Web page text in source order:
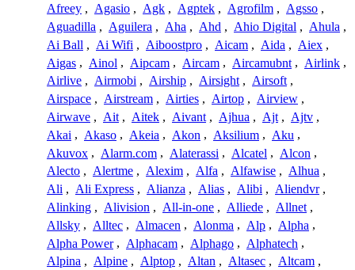
Afreey , Agasio , Agk , Agptek , Agrofilm , Agsso ,
Aguadilla , Aguilera , Aha , Ahd , Ahio Digital , Ahula ,
Ai Ball , Ai Wifi , Aiboostpro , Aicam , Aida , Aiex ,
Aigas , Ainol , Aipcam , Aircam , Aircamubnt , Airlink ,
Airlive , Airmobi , Airship , Airsight , Airsoft ,
Airspace , Airstream , Airties , Airtop , Airview ,
Airwave , Ait , Aitek , Aivant , Ajhua , Ajt , Ajtv ,
Akai , Akaso , Akeia , Akon , Aksilium , Aku ,
Akuvox , Alarm.com , Alaterassi , Alcatel , Alcon ,
Alecto , Alertme , Alexim , Alfa , Alfawise , Alhua ,
Ali , Ali Express , Alianza , Alias , Alibi , Aliendvr ,
Alinking , Alivision , All-in-one , Alliede , Allnet ,
Allsky , Alltec , Almacen , Alonma , Alp , Alpha ,
Alpha Power , Alphacam , Alphago , Alphatech ,
Alpina , Alpine , Alptop , Altan , Altasec , Altcam ,